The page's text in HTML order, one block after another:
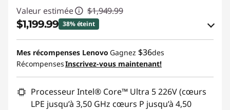
Valeur estimée $1,949.99
$1,199.99 38% éteint
Économies en bon de réduction en ligne :
-$750.00
Utiliser un bon de réduction en ligne :
HOTYOGA6CA
Mes récompenses Lenovo Gagnez $36des
RécompensesInscrivez-vous maintenant!
Processeur Intel® Core™ Ultra 5 226V (cœurs
LPE jusqu’à 3,50 GHz cœurs P jusqu’à 4,50